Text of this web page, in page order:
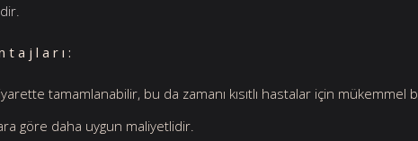
tamamlanabilir, bu da zamanı kısıtlı hastalar için mükemmel
göre daha uygun maliyetlidir.